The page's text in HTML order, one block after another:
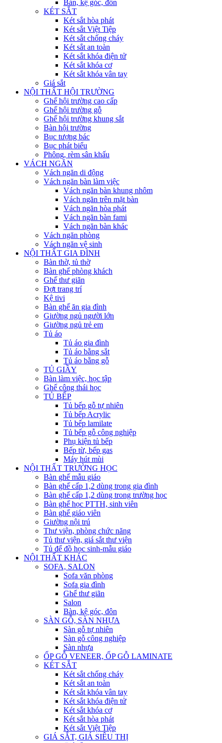
Bàn, kệ góc, đôn
KÉT SẮT
Két sắt hòa phát
Két sắt Việt Tiệp
Két sắt chống cháy
Két sắt an toàn
Két sắt khóa điện tử
Két sắt khóa cơ
Két sắt khóa vân tay
Giá sắt
NỘI THẤT HỘI TRƯỜNG
Ghế hội trường cao cấp
Ghế hội trường gỗ
Ghế hội trường khung sắt
Bàn hội trường
Bục tượng bác
Bục phát biểu
Phông, rèm sân khấu
VÁCH NGĂN
Vách ngăn di động
Vách ngăn bàn làm việc
Vách ngăn bàn khung nhôm
Vách ngăn trên mặt bàn
Vách ngăn hòa phát
Vách ngăn bàn fami
Vách ngăn bàn khác
Vách ngăn phòng
Vách ngăn vệ sinh
NỘI THẤT GIA ĐÌNH
Bàn thờ, tủ thờ
Bàn ghế phòng khách
Ghế thư giãn
Đợt trang trí
Kệ tivi
Bàn ghế ăn gia đình
Giường ngủ người lớn
Giường ngủ trẻ em
Tủ áo
Tủ áo gia đình
Tủ áo bằng sắt
Tủ áo bằng gỗ
TỦ GIẦY
Bàn làm việc, học tập
Ghế công thái học
TỦ BẾP
Tủ bếp gỗ tự nhiên
Tủ bếp Acrylic
Tủ bếp lamilate
Tủ bếp gỗ công nghiệp
Phụ kiện tủ bếp
Bếp từ, bếp gas
Máy hút mùi
NỘI THẤT TRƯỜNG HỌC
Bàn ghế mẫu giáo
Bàn ghế cấp 1,2 dùng trong gia đình
Bàn ghế cấp 1,2 dùng trong trường học
Bàn ghế học PTTH, sinh viên
Bàn ghế giáo viên
Giường nội trú
Thư viện, phòng chức năng
Tủ thư viện, giá sắt thư viện
Tủ để đồ học sinh-mẫu giáo
NỘI THẤT KHÁC
SOFA, SALON
Sofa văn phòng
Sofa gia đình
Ghế thư giãn
Salon
Bàn, kệ góc, đôn
SÀN GỖ, SÀN NHỰA
Sàn gỗ tự nhiên
Sàn gỗ công nghiệp
Sàn nhựa
ỐP GỖ VENEER, ỐP GỖ LAMINATE
KÉT SẮT
Két sắt chống cháy
Két sắt an toàn
Két sắt khóa vân tay
Két sắt khóa điện tử
Két sắt khóa cơ
Két sắt hòa phát
Két sắt Việt Tiệp
GIÁ SẮT, GIÁ SIÊU THỊ